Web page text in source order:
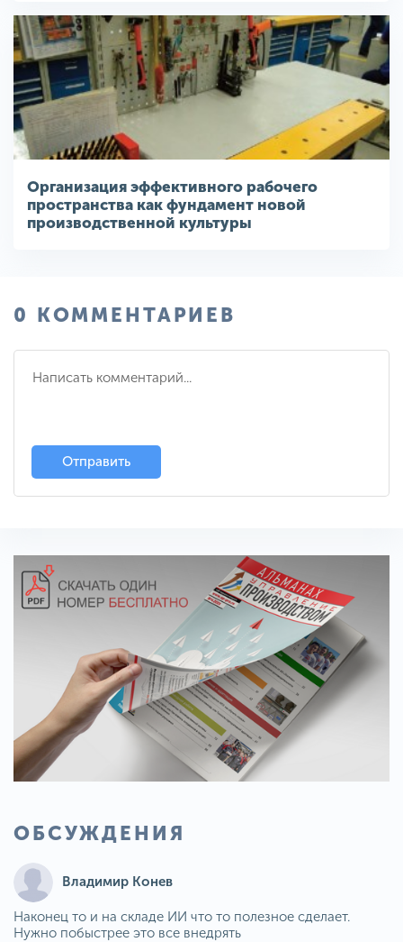
Организация эффективного рабочего
пространства как фундамент новой
производственной культуры
0 КОММЕНТАРИЕВ
Отправить
ОБСУЖДЕНИЯ
Владимир Конев
Наконец то и на складе ИИ что то полезное сделает.
Нужно побыстрее это все внедрять